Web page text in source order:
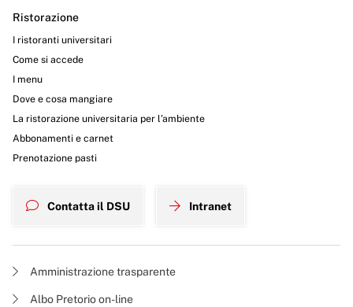
Ristorazione
I ristoranti universitari
Come si accede
I menu
Dove e cosa mangiare
La ristorazione universitaria per l’ambiente
Abbonamenti e carnet
Prenotazione pasti
Contatta il DSU Intranet
Amministrazione trasparente
Albo Pretorio on-line